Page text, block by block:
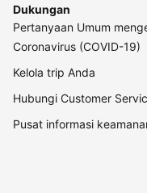
Dukungan
Pertanyaan Umum
Coronavirus (COVID-19)
Kelola trip Anda
Hubungi Customer
Pusat informasi